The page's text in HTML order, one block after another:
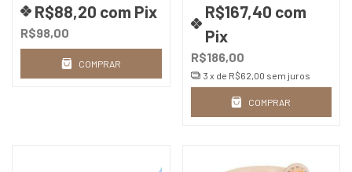
R$98,00
R$88,20 com Pix
COMPRAR R$186,00
R$167,40 com
Pix
3 x de R$62,00 sem juros
COMPRAR